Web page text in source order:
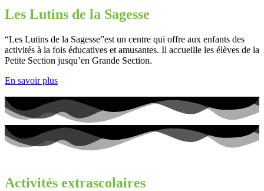
Les Lutins de la Sagesse
“Les Lutins de la Sagesse”est un centre qui offre aux enfants des
activités à la fois éducatives et amusantes. Il accueille les élèves de la
Petite Section jusqu’en Grande Section.
En savoir plus
Activités extrascolaires